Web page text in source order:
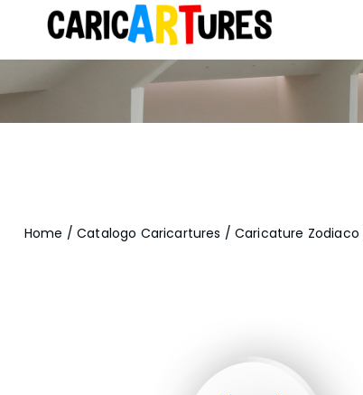
Home /Catalogo Caricartures / Caricature Zodiaco